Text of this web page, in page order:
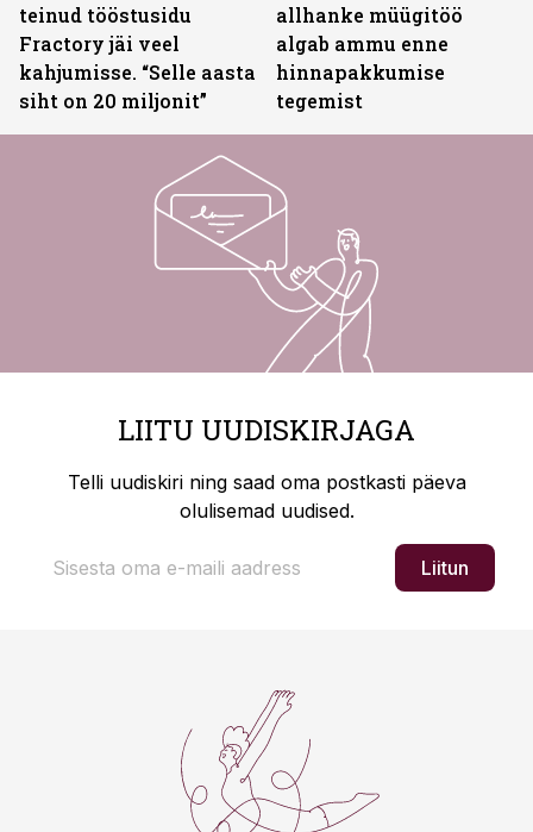
teinud tööstusidu
Fractory jäi veel
kahjumisse. “Selle aasta
siht on 20 miljonit”
allhanke müügitöö
algab ammu enne
hinnapakkumise
tegemist
LIITU UUDISKIRJAGA
Telli uudiskiri ning saad oma postkasti päeva
olulisemad uudised.
Liitun